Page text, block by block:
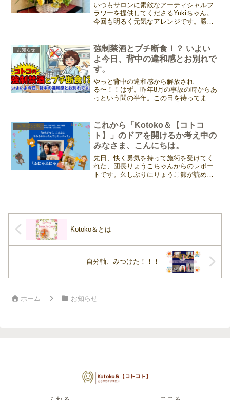
いつもサロンに素敵なアーティシャルフ
ラワーを提供してくださるYukiちゃん。
今回も明るく元気なアレンジです。勝手
gonna be alright♪（きっ...
お知らせ
強制禁酒とプチ断食！？ いよい
よ今日、背中の違和感とお別れで
す。
やっと背中の違和感から解放され
る〜！！はず。昨年8月の事故の時からあ
っという間の半年。この日を待ってまし
ただき、あとは動画を見たりしてダラダ
ラ過ごす。今日のオペ時間が夕...
お客様の声
これから「Kotoko＆【コトコ
ト】」のドアを開けるか考え中の
みなさま、こんにちは。
先日、快く勇気を持って施術を受けてく
れた、団長りょうこちゃんからのレポー
トです。久しぶりにりょうこ節が読めて
Kotoko＆とは
自分軸、みつけた！！！
ホーム お知らせ